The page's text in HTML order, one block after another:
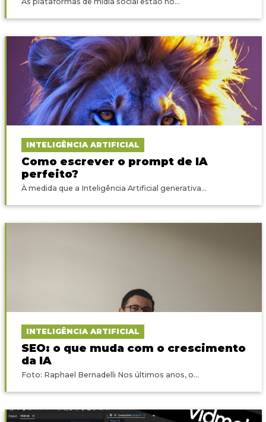
INTELIGÊNCIA ARTIFICIAL
Como escrever o prompt de IA
perfeito?
À medida que a Inteligência Artificial generativa...
INTELIGÊNCIA ARTIFICIAL
SEO: o que muda com o crescimento
da IA
Foto: Raphael Bernadelli Nos últimos anos, o...